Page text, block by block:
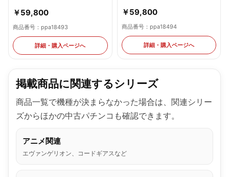
￥59,800
商品番号：ppa18493
詳細・購入ページへ
￥59,800
商品番号：ppa18494
詳細・購入ページへ
掲載商品に関連するシリーズ
商品一覧で機種が決まらなかった場合は、関連シリー
ズからほかの中古パチンコも確認できます。
アニメ関連
エヴァンゲリオン、コードギアスなど